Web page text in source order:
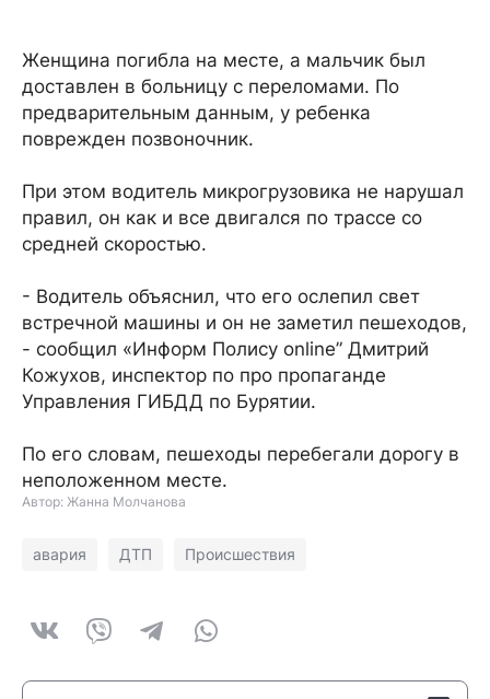
Женщина погибла на месте, а мальчик был
доставлен в больницу с переломами. По
предварительным данным, у ребенка
поврежден позвоночник.
При этом водитель микрогрузовика не нарушал
правил, он как и все двигался по трассе со
средней скоростью.
- Водитель объяснил, что его ослепил свет
встречной машины и он не заметил пешеходов,
- сообщил «Информ Полису online” Дмитрий
Кожухов, инспектор по про пропаганде
Управления ГИБДД по Бурятии.
По его словам, пешеходы перебегали дорогу в
неположенном месте.
Автор: Жанна Молчанова
авария ДТП Происшествия